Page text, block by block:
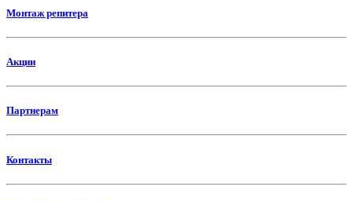
Монтаж репитера
Акции
Партнерам
Контакты